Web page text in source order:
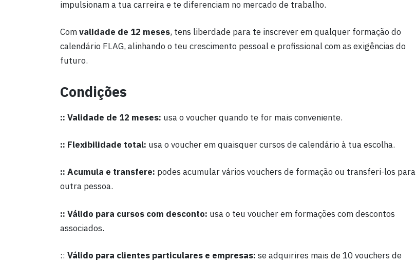
impulsionam a tua carreira e te diferenciam no mercado de trabalho.
Comvalidade de 12 meses, tens liberdade para te inscrever em qualquer formação do
calendário FLAG, alinhando o teu crescimento pessoal e profissional com as exigências do
futuro.
Condições
:: Validade de 12 meses: usa o voucher quando te for mais conveniente.
:: Flexibilidade total: usa o voucher em quaisquer cursos de calendário à tua escolha.
:: Acumula e transfere: podes acumular vários vouchers de formação ou transferi-los para
outra pessoa.
:: Válido para cursos com desconto: usa o teu voucher em formações com descontos
associados.
:: Válido para clientes particulares e empresas: se adquirires mais de 10 vouchers de